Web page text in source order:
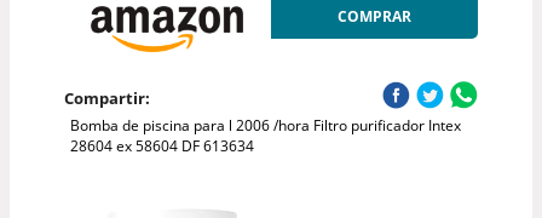
COMPRAR
Compartir:
Bomba de piscina para l 2006 /hora Filtro purificador Intex
28604 ex 58604 DF 613634